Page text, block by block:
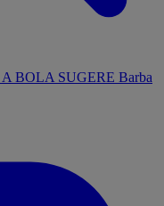
A BOLA SUGERE Barba